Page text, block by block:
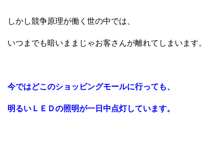
しかし競争原理が働く世の中では、
いつまでも暗いままじゃお客さんが離れてしまいます。
今ではどこのショッピングモールに行っても、
明るいＬＥＤの照明が一日中点灯しています。